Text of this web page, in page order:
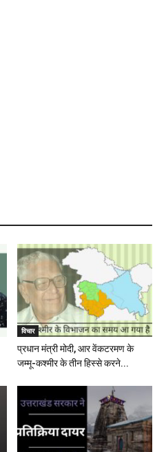
विचार
प्रधान मंत्री मोदी, आर वेंकटरमण के
जम्मू-कश्मीर के तीन हिस्से करने...